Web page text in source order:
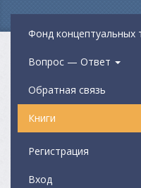
Фонд концептуальных
Вопрос — Ответ
Обратная связь
Книги
Регистрация
Вход